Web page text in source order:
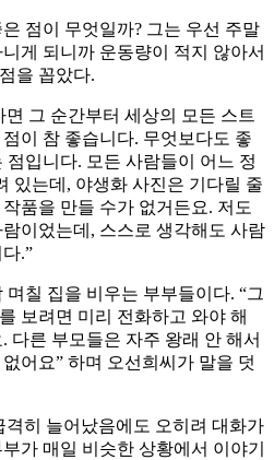
점이 무엇일까? 그는 우선 주말
게 되니까 운동량이 적지 않아서
을 꼽았다.
그 순간부터 세상의 모든 스트
이 참 좋습니다. 무엇보다도 좋
입니다. 모든 사람들이 어느 정
있는데, 야생화 사진은 기다릴 줄
품을 만들 수가 없거든요. 저도
이었는데, 스스로 생각해도 사람
.”
칠 집을 비우는 부부들이다. “그
보려면 미리 전화하고 와야 해
다른 부모들은 자주 왕래 안 해서
어요” 하며 오선희씨가 말을 덧
히 늘어났음에도 오히려 대화가
가 매일 비슷한 상황에서 이야기